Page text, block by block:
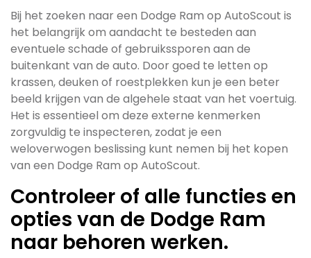
Bij het zoeken naar een Dodge Ram op AutoScout is
het belangrijk om aandacht te besteden aan
eventuele schade of gebruikssporen aan de
buitenkant van de auto. Door goed te letten op
krassen, deuken of roestplekken kun je een beter
beeld krijgen van de algehele staat van het voertuig.
Het is essentieel om deze externe kenmerken
zorgvuldig te inspecteren, zodat je een
weloverwogen beslissing kunt nemen bij het kopen
van een Dodge Ram op AutoScout.
Controleer of alle functies en
opties van de Dodge Ram
naar behoren werken.